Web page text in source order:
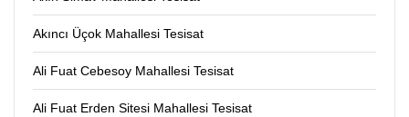
Akıncı Üçok Mahallesi Tesisat
Ali Fuat Cebesoy Mahallesi Tesisat
Ali Fuat Erden Sitesi Mahallesi Tesisat